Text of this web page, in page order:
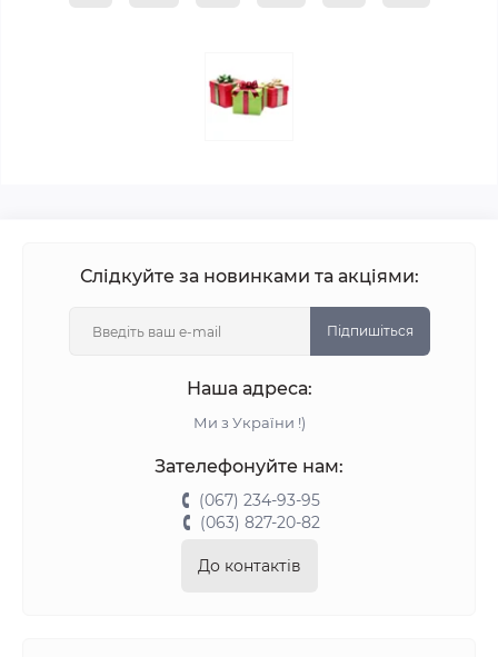
Слідкуйте за новинками та акціями:
Підпишіться
Наша адреса:
Ми з України !)
Зателефонуйте нам:
(067) 234-93-95
(063) 827-20-82
До контактів